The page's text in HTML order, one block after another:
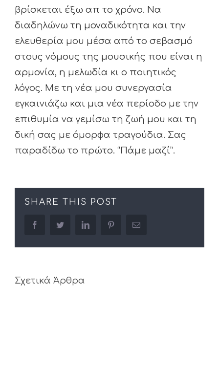
βρίσκεται έξω απ το χρόνο. Να
διαδηλώνω τη μοναδικότητα και την
ελευθερία μου μέσα από το σεβασμό
στους νόμους της μουσικής που είναι η
αρμονία, η μελωδία κι ο ποιητικός
λόγος. Με τη νέα μου συνεργασία
εγκαινιάζω και μια νέα περίοδο με την
επιθυμία να γεμίσω τη ζωή μου και τη
δική σας με όμορφα τραγούδια. Σας
παραδίδω το πρώτο. “Πάμε μαζί”.
SHARE THIS POST
facebooktwitter linkedin pinterestEmail
Σχετικά Άρθρα